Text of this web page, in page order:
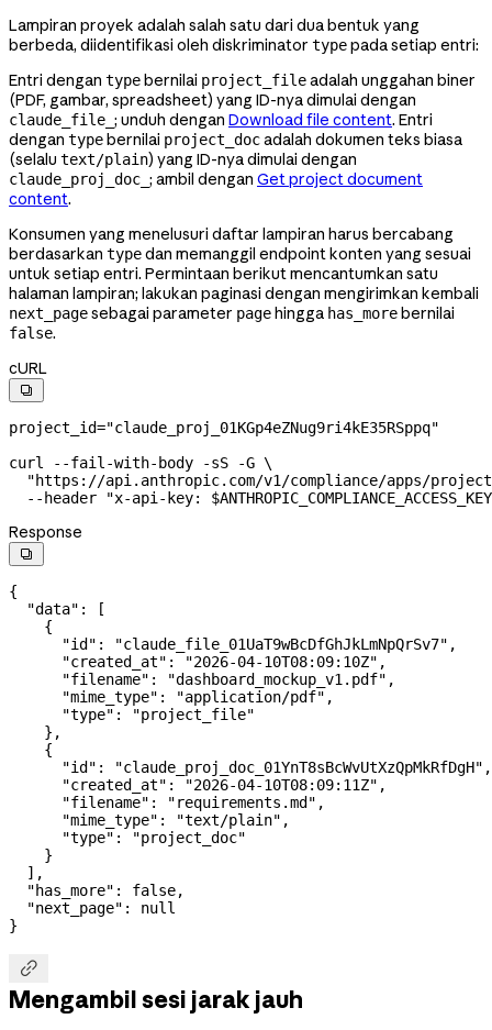
Lampiran proyek adalah salah satu dari dua bentuk yang
berbeda, diidentifikasi oleh diskriminator typepada setiap entri:
Entri dengan typebernilai project_fileadalah unggahan biner
(PDF, gambar, spreadsheet) yang ID-nya dimulai dengan
claude_file_ ; unduh dengan Download file content. Entri
dengan typebernilai project_docadalah dokumen teks biasa
(selalu text/plain) yang ID-nya dimulai dengan
claude_proj_doc_ ; ambil dengan Get project document
content.
Konsumen yang menelusuri daftar lampiran harus bercabang
berdasarkan typedan memanggil endpoint konten yang sesuai
untuk setiap entri. Permintaan berikut mencantumkan satu
halaman lampiran; lakukan paginasi dengan mengirimkan kembali
next_pagesebagai parameter pagehingga has_morebernilai
false.
cURL

project_id="claude_proj_01KGp4eZNug9ri4kE35RSppq"
curl
--fail-with-body -sS -G \
"https://api.anthropic.com/v1/compliance/apps/
  --header
"x-api-key: $ANTHROPIC_COMPLIANCE_ACCESS_KEY
Response

{
  "data"
: [
    {
      "id"
: "claude_file_01UaT9wBcDfGhJkLmNpQrSv7" ,
      "created_at"
: "2026-04-10T08:09:10Z" ,
      "filename"
: "dashboard_mockup_v1.pdf" ,
      "mime_type"
: "application/pdf" ,
      "type"
:
"project_file"
    },
    {
      "id"
: "claude_proj_doc_01YnT8sBcWvUtXzQpMkRfDgH" ,
      "created_at"
: "2026-04-10T08:09:11Z" ,
      "filename"
: "requirements.md" ,
      "mime_type"
: "text/plain" ,
      "type"
:
"project_doc"
    }
  ],
  "has_more"
: false,
  "next_page"
: null
}

Mengambil sesi jarak jauh